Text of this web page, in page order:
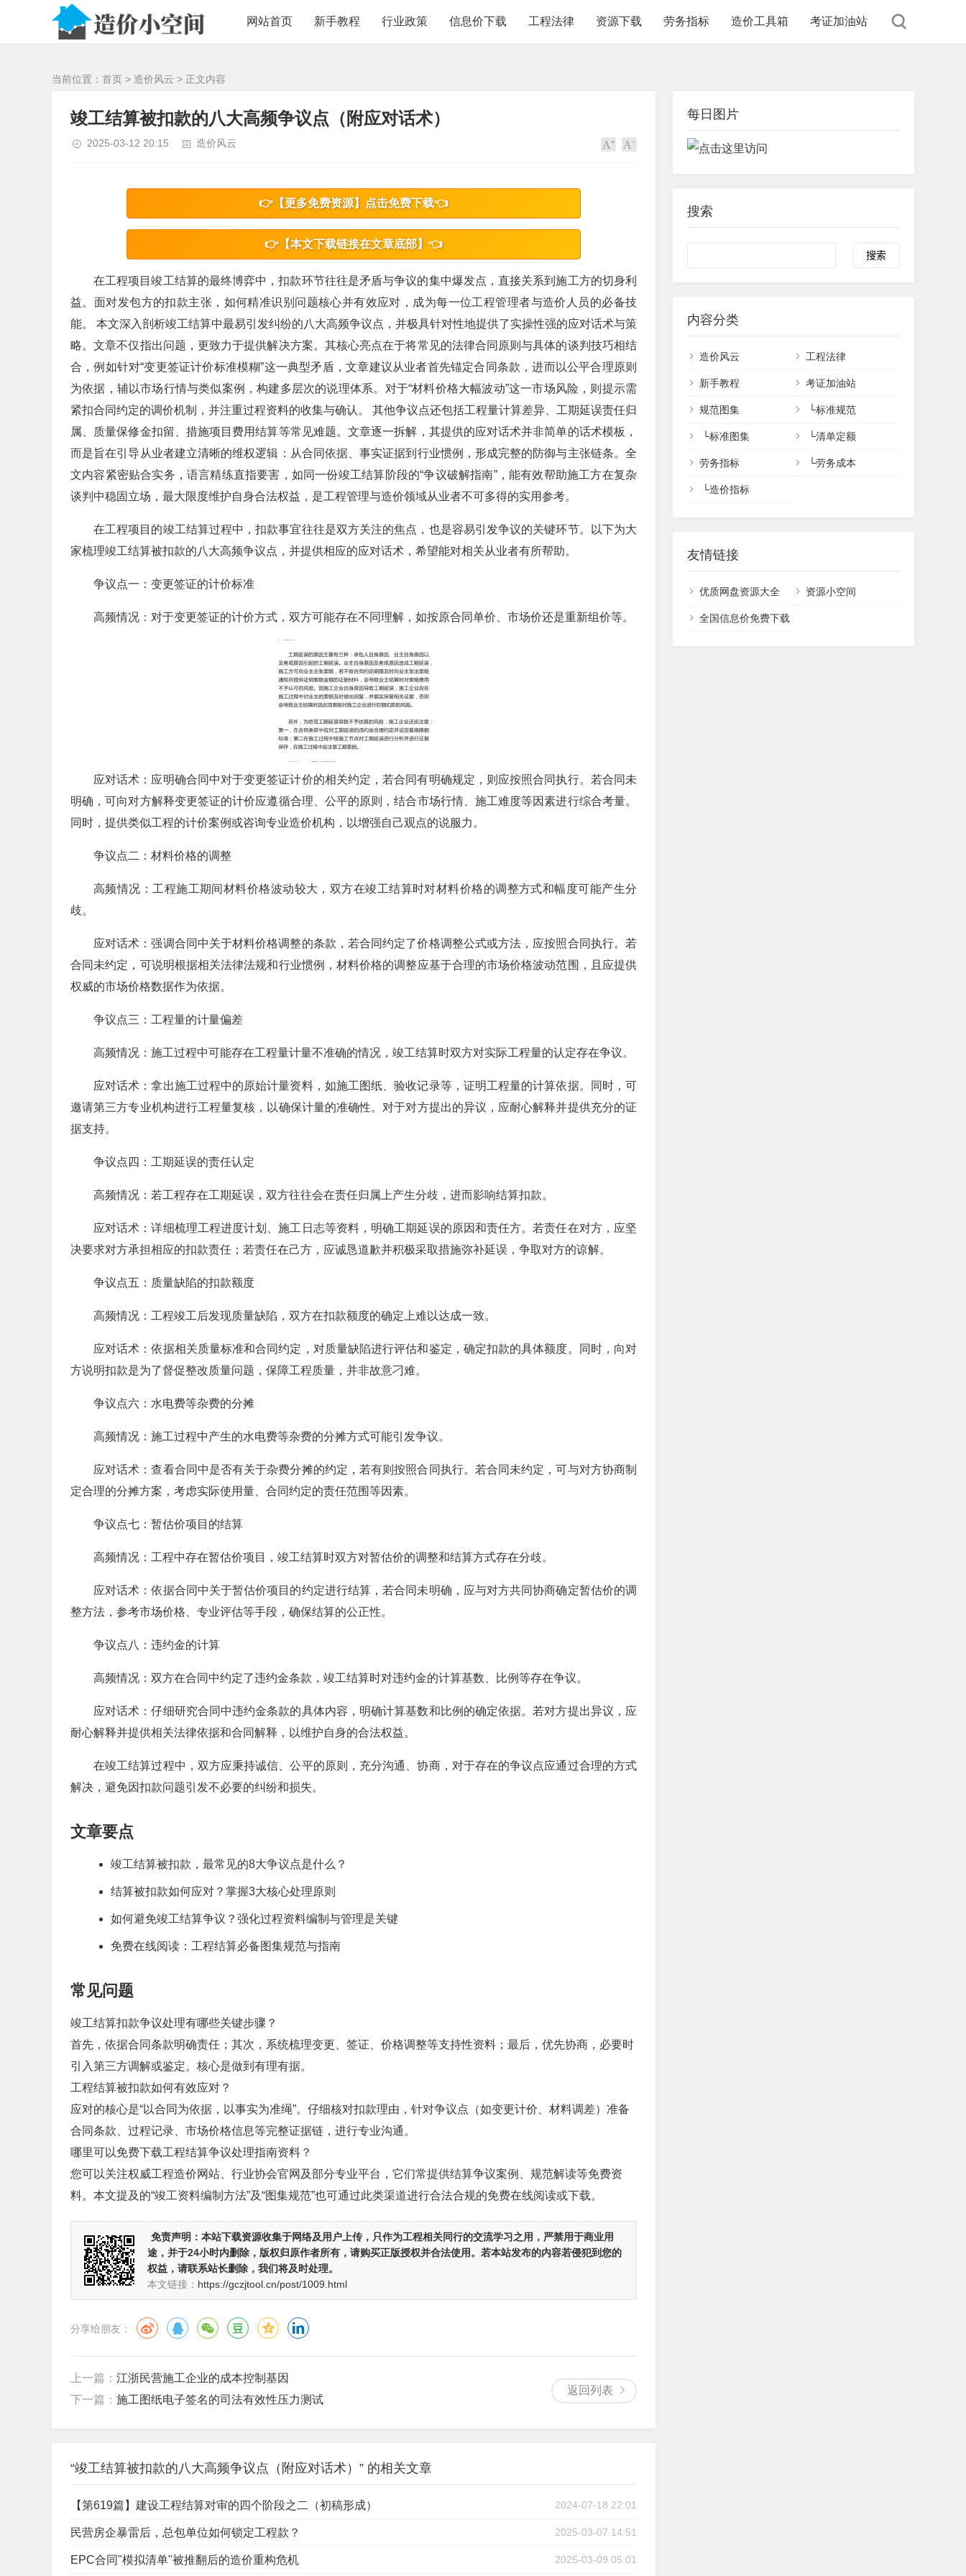
网站首页
新手教程 行业政策 信息价下载 工程法律 资源下载 劳务指标 造价工具箱 考证加油站
当前位置： 首页 > 造价风云 > 正文内容
竣工结算被扣款的八大高频争议点（附应对话术）
2025-03-12 20:15 造价风云
👉【更多免费资源】点击免费下载👈
👉【本文下载链接在文章底部】👈
在工程项目竣工结算的最终博弈中，扣款环节往往是矛盾与争议的集中爆发点，直接关系到施工方的切身利
益。面对发包方的扣款主张，如何精准识别问题核心并有效应对，成为每一位工程管理者与造价人员的必备技
能。 本文深入剖析竣工结算中最易引发纠纷的八大高频争议点，并极具针对性地提供了实操性强的应对话术与策
略。文章不仅指出问题，更致力于提供解决方案。其核心亮点在于将常见的法律合同原则与具体的谈判技巧相结
合，例如针对“变更签证计价标准模糊”这一典型矛盾，文章建议从业者首先锚定合同条款，进而以公平合理原则
为依据，辅以市场行情与类似案例，构建多层次的说理体系。对于“材料价格大幅波动”这一市场风险，则提示需
紧扣合同约定的调价机制，并注重过程资料的收集与确认。 其他争议点还包括工程量计算差异、工期延误责任归
属、质量保修金扣留、措施项目费用结算等常见难题。文章逐一拆解，其提供的应对话术并非简单的话术模板，
而是旨在引导从业者建立清晰的维权逻辑：从合同依据、事实证据到行业惯例，形成完整的防御与主张链条。全
文内容紧密贴合实务，语言精练直指要害，如同一份竣工结算阶段的“争议破解指南”，能有效帮助施工方在复杂
谈判中稳固立场，最大限度维护自身合法权益，是工程管理与造价领域从业者不可多得的实用参考。
在工程项目的竣工结算过程中，扣款事宜往往是双方关注的焦点，也是容易引发争议的关键环节。以下为大
家梳理竣工结算被扣款的八大高频争议点，并提供相应的应对话术，希望能对相关从业者有所帮助。
争议点一：变更签证的计价标准
高频情况：对于变更签证的计价方式，双方可能存在不同理解，如按原合同单价、市场价还是重新组价等。
应对话术：应明确合同中对于变更签证计价的相关约定，若合同有明确规定，则应按照合同执行。若合同未
明确，可向对方解释变更签证的计价应遵循合理、公平的原则，结合市场行情、施工难度等因素进行综合考量。
同时，提供类似工程的计价案例或咨询专业造价机构，以增强自己观点的说服力。
争议点二：材料价格的调整
高频情况：工程施工期间材料价格波动较大，双方在竣工结算时对材料价格的调整方式和幅度可能产生分
歧。
应对话术：强调合同中关于材料价格调整的条款，若合同约定了价格调整公式或方法，应按照合同执行。若
合同未约定，可说明根据相关法律法规和行业惯例，材料价格的调整应基于合理的市场价格波动范围，且应提供
权威的市场价格数据作为依据。
争议点三：工程量的计量偏差
高频情况：施工过程中可能存在工程量计量不准确的情况，竣工结算时双方对实际工程量的认定存在争议。
应对话术：拿出施工过程中的原始计量资料，如施工图纸、验收记录等，证明工程量的计算依据。同时，可
邀请第三方专业机构进行工程量复核，以确保计量的准确性。对于对方提出的异议，应耐心解释并提供充分的证
据支持。
争议点四：工期延误的责任认定
高频情况：若工程存在工期延误，双方往往会在责任归属上产生分歧，进而影响结算扣款。
应对话术：详细梳理工程进度计划、施工日志等资料，明确工期延误的原因和责任方。若责任在对方，应坚
决要求对方承担相应的扣款责任；若责任在己方，应诚恳道歉并积极采取措施弥补延误，争取对方的谅解。
争议点五：质量缺陷的扣款额度
高频情况：工程竣工后发现质量缺陷，双方在扣款额度的确定上难以达成一致。
应对话术：依据相关质量标准和合同约定，对质量缺陷进行评估和鉴定，确定扣款的具体额度。同时，向对
方说明扣款是为了督促整改质量问题，保障工程质量，并非故意刁难。
争议点六：水电费等杂费的分摊
高频情况：施工过程中产生的水电费等杂费的分摊方式可能引发争议。
应对话术：查看合同中是否有关于杂费分摊的约定，若有则按照合同执行。若合同未约定，可与对方协商制
定合理的分摊方案，考虑实际使用量、合同约定的责任范围等因素。
争议点七：暂估价项目的结算
高频情况：工程中存在暂估价项目，竣工结算时双方对暂估价的调整和结算方式存在分歧。
应对话术：依据合同中关于暂估价项目的约定进行结算，若合同未明确，应与对方共同协商确定暂估价的调
整方法，参考市场价格、专业评估等手段，确保结算的公正性。
争议点八：违约金的计算
高频情况：双方在合同中约定了违约金条款，竣工结算时对违约金的计算基数、比例等存在争议。
应对话术：仔细研究合同中违约金条款的具体内容，明确计算基数和比例的确定依据。若对方提出异议，应
耐心解释并提供相关法律依据和合同解释，以维护自身的合法权益。
在竣工结算过程中，双方应秉持诚信、公平的原则，充分沟通、协商，对于存在的争议点应通过合理的方式
解决，避免因扣款问题引发不必要的纠纷和损失。
文章要点
竣工结算被扣款，最常见的8大争议点是什么？
结算被扣款如何应对？掌握3大核心处理原则
如何避免竣工结算争议？强化过程资料编制与管理是关键
免费在线阅读：工程结算必备图集规范与指南
常见问题
竣工结算扣款争议处理有哪些关键步骤？
首先，依据合同条款明确责任；其次，系统梳理变更、签证、价格调整等支持性资料；最后，优先协商，必要时
引入第三方调解或鉴定。核心是做到有理有据。
工程结算被扣款如何有效应对？
应对的核心是“以合同为依据，以事实为准绳”。仔细核对扣款理由，针对争议点（如变更计价、材料调差）准备
合同条款、过程记录、市场价格信息等完整证据链，进行专业沟通。
哪里可以免费下载工程结算争议处理指南资料？
您可以关注权威工程造价网站、行业协会官网及部分专业平台，它们常提供结算争议案例、规范解读等免费资
料。本文提及的“竣工资料编制方法”及“图集规范”也可通过此类渠道进行合法合规的免费在线阅读或下载。
免责声明： 本站下载资源收集于网络及用户上传， 只作为工程相关同行的交流学习之用 ，严禁用于商业用
途，并于24小时内删除，版权归原作者所有，请购买正版授权并合法使用。若本站发布的内容若侵犯到您的
权益，请联系站长删除，我们将及时处理。
本文链接： https://gczjtool.cn/post/1009.html
分享给朋友：
返回列表
上一篇： 江浙民营施工企业的成本控制基因
下一篇： 施工图纸电子签名的司法有效性压力测试
“竣工结算被扣款的八大高频争议点（附应对话术）” 的相关文章
【第619篇】建设工程结算对审的四个阶段之二（初稿形成） 2024-07-18 22:01
民营房企暴雷后，总包单位如何锁定工程款？ 2025-03-07 14:51
EPC合同"模拟清单"被推翻后的造价重构危机 2025-03-09 05:01
每日图片
搜索
内容分类
造价风云 工程法律
新手教程 考证加油站
规范图集 └标准规范
└标准图集 └清单定额
劳务指标 └劳务成本
└造价指标
友情链接
优质网盘资源大全 资源小空间
全国信息价免费下载